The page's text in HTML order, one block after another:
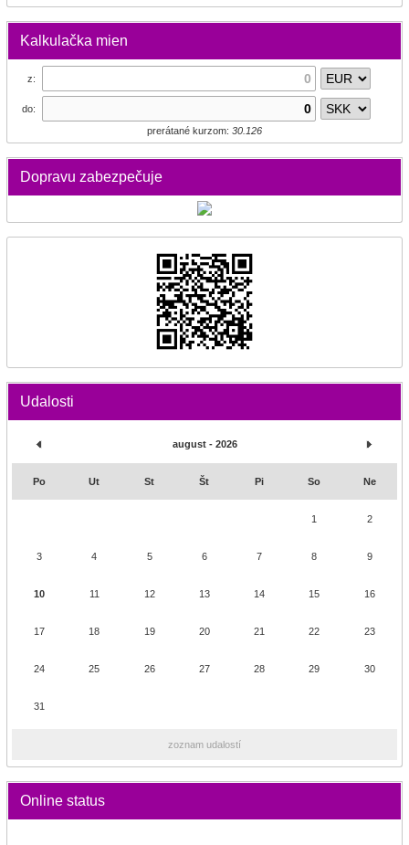
Kalkulačka mien
z:
do:
prerátané kurzom: 30.126
Dopravu zabezpečuje
Udalosti
august - 2026
Po Ut St Št Pi So Ne
1 2
3 4 5 6 7 8 9
10 11 12 13 14 15 16
17 18 19 20 21 22 23
24 25 26 27 28 29 30
31
zoznam udalostí
Online status